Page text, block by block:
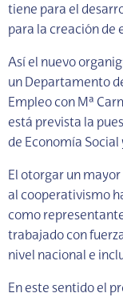
tiene para el
para la creación de
Así el nuevo
un Departamento
Empleo con Mª
está prevista la
de Economía Social
El otorgar un
al cooperativismo
como
trabajado con
nivel nacional e
En este sentido el